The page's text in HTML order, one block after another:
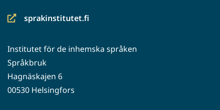
sprakinstitutet.fi
(siirryt
palveluun)
Institutet för de inhemska språken
Språkbruk
Hagnäskajen 6
00530 Helsingfors